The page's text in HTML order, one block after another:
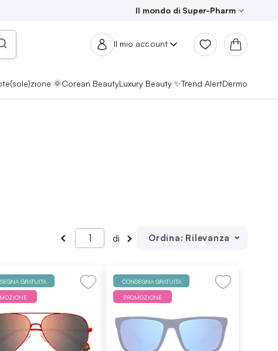
Il mondo di Super-Pharm
Il mio account
🌞Corean BeautyLuxury Beauty ✨Trend AlertDermo
di Ordina: Rilevanza
GRATUITA CONSEGNA GRATUITA
PROMOZIONE